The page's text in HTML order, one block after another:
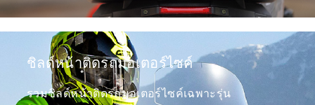
ชิลด์หน้าติดรถมอเตอร์ไซค์
รวมชิลด์หน้าติดรถมอเตอร์ไซค์เฉพาะรุ่น